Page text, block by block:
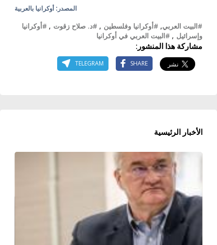
المصدر: أوكرانيا بالعربية
#البيت العربي, #أوكرانيا وفلسطين , #د. صلاح زقوت , #أوكرانيا
وإسرائيل , #البيت العربي في أوكرانيا
مشاركة هذا المنشور:
SHARE
TELEGRAM
الأخبار الرئيسية